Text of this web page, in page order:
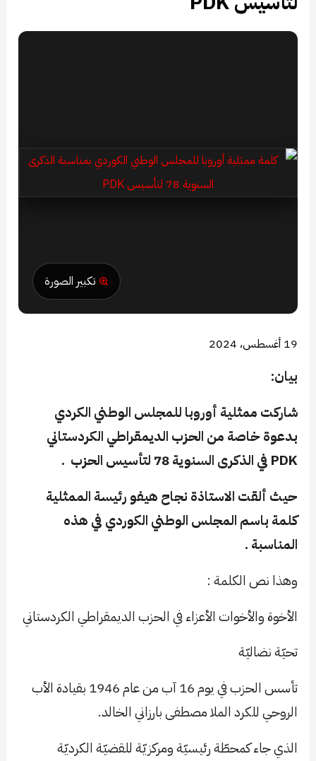
تكبير الصورة
19 أغسطس، 2024
بيان:
شاركت ممثلية أوروبا للمجلس الوطني الكردي
بدعوة خاصة من الحزب الديمقراطي الكردستاني
PDK في الذكرى السنوية 78 لتأسيس الحزب .
حيث ألقت الاستاذة نجاح هيفو رئيسة الممثلية
كلمة باسم المجلس الوطني الكوردي في هذه
المناسبة .
وهذا نص الكلمة :
الأخوة والأخوات الأعزاء في الحزب الديمقراطي الكردستاني
تحيّة نضاليّة
تأسس الحزب في يوم 16 آب من عام 1946 بقيادة الأب
الروحي للكرد الملا مصطفى بارزاني الخالد.
الذي جاء كمحطّة رئيسيّة ومركزيّة للقضيّة الكرديّة